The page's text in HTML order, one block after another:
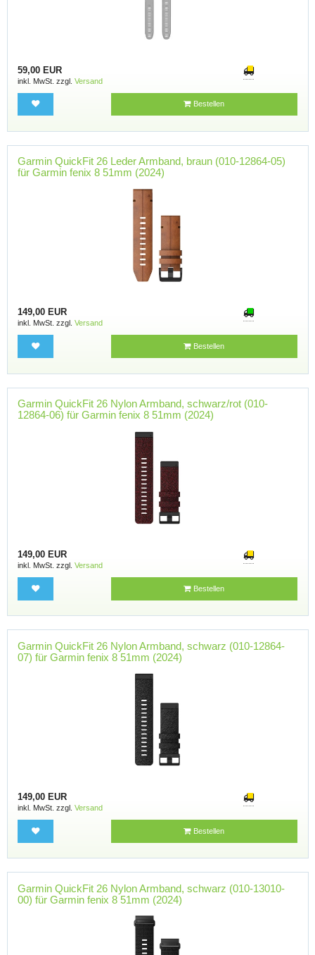
59,00 EUR
inkl. MwSt. zzgl. Versand
Bestellen
Garmin QuickFit 26 Leder Armband, braun (010-12864-05)
für Garmin fenix 8 51mm (2024)
149,00 EUR
inkl. MwSt. zzgl. Versand
Bestellen
Garmin QuickFit 26 Nylon Armband, schwarz/rot (010-
12864-06) für Garmin fenix 8 51mm (2024)
149,00 EUR
inkl. MwSt. zzgl. Versand
Bestellen
Garmin QuickFit 26 Nylon Armband, schwarz (010-12864-
07) für Garmin fenix 8 51mm (2024)
149,00 EUR
inkl. MwSt. zzgl. Versand
Bestellen
Garmin QuickFit 26 Nylon Armband, schwarz (010-13010-
00) für Garmin fenix 8 51mm (2024)